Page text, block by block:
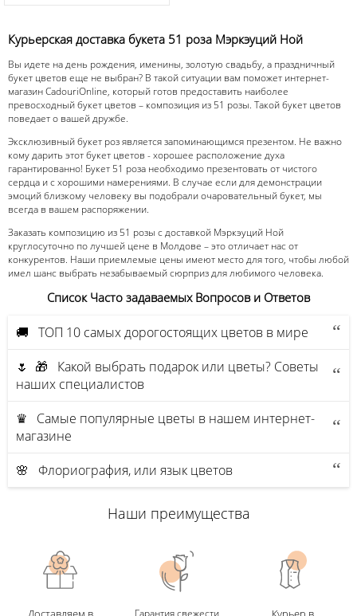
Курьерская доставка букета 51 роза Мэркэуций Ной
Вы идете на день рождения, именины, золотую свадьбу, а праздничный
букет цветов еще не выбран? В такой ситуации вам поможет интернет-
магазин CadouriOnline, который готов предоставить наиболее
превосходный букет цветов – композиция из 51 розы. Такой букет цветов
поведает о вашей дружбе.
Эксклюзивный букет роз является запоминающимся презентом. Не важно
кому дарить этот букет цветов - хорошее расположение духа
гарантированно! Букет 51 роза необходимо презентовать от чистого
сердца и с хорошими намерениями. В случае если для демонстрации
эмоций близкому человеку вы подобрали очаровательный букет, мы
всегда в вашем распоряжении.
Заказать композицию из 51 розы с доставкой Мэркэуций Ной
круглосуточно по лучшей цене в Молдове – это отличает нас от
конкурентов. Наши приемлемые цены имеют место для того, чтобы любой
имел шанс выбрать незабываемый сюрприз для любимого человека.
Список Часто задаваемых Вопросов и Ответов
🚚 ТОП 10 самых дорогостоящих цветов в мире
🌷 🎁 Какой выбрать подарок или цветы? Советы
наших специалистов
♛ Самые популярные цветы в нашем интернет-
магазине
🌸 Флориография, или язык цветов
Наши преимущества
Гарантия свежести